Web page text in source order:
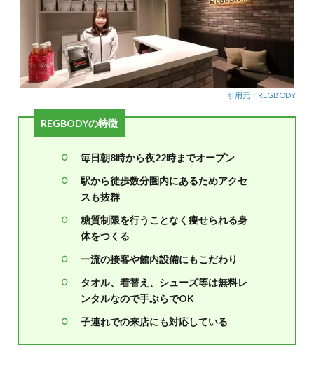
トレ
ーが
親
切・
丁寧
えて
くれ
る
2.2
トレ
知識
トレ
設備
が充
REGBODY
REGBODYの特徴
毎日朝8時から夜22時までオープン
駅から徒歩数分圏内にあるためアクセ
スも抜群
糖質制限を行うことなく痩せられる身
体をつくる
一流の接客や館内設備にもこだわり
タオル、着替え、シューズ等は無料レ
ンタルなので手ぶらでOK
子連れでの来店にも対応している